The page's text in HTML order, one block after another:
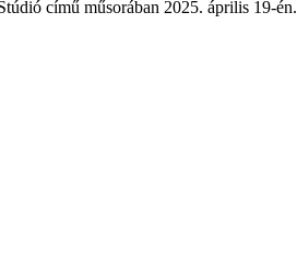
című műsorában 2025. április 19-én.